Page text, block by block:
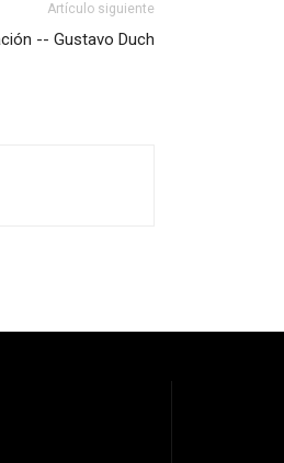
Artículo siguiente
-- Gustavo Duch